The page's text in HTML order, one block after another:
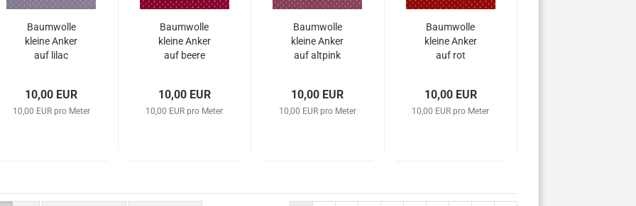
Baumwolle
kleine Anker
auf lilac
10,00 EUR
10,00 EUR pro Meter
Baumwolle
kleine Anker
auf beere
10,00 EUR
10,00 EUR pro Meter
Baumwolle
kleine Anker
auf altpink
10,00 EUR
10,00 EUR pro Meter
Baumwolle
kleine Anker
auf rot
10,00 EUR
10,00 EUR pro Meter